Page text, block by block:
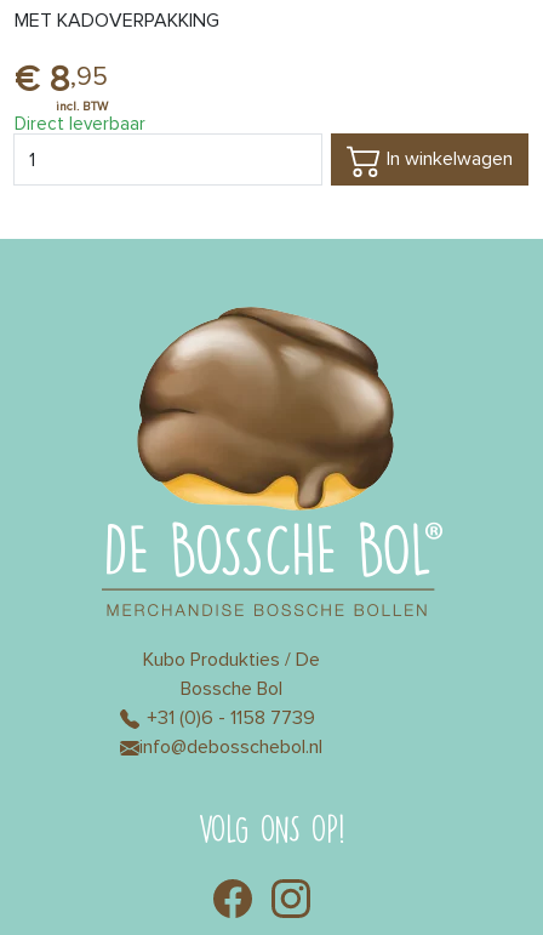
MET KADOVERPAKKING
8,95
Direct leverbaar
In winkelwagen
Kubo Produkties / De
Bossche Bol
+31 (0)6 - 1158 7739
info@debosschebol.nl
VOLG ONS OP!